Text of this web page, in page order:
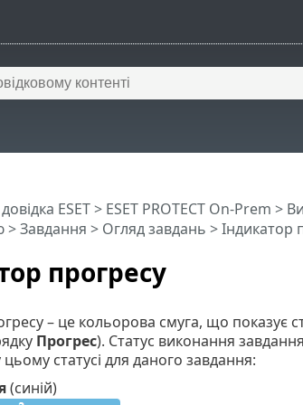
прогресу
ESET> ESET PROTECT On-Prem >
>Завдання > Огляд завдань > Індикатор
– це кольорова смуга, що показує
Прогрес). Статус виконання
цьому статусі для даного завдання:
(синій)